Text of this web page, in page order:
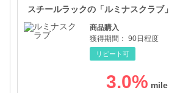
スチールラックの「ルミナスクラブ」
商品購入
獲得期間： 90日程度
リピート可
3.0%